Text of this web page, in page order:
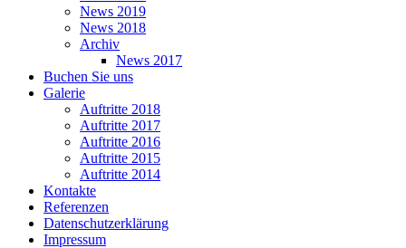
News 2019
News 2018
Archiv
News 2017
Buchen Sie uns
Galerie
Auftritte 2018
Auftritte 2017
Auftritte 2016
Auftritte 2015
Auftritte 2014
Kontakte
Referenzen
Datenschutzerklärung
Impressum